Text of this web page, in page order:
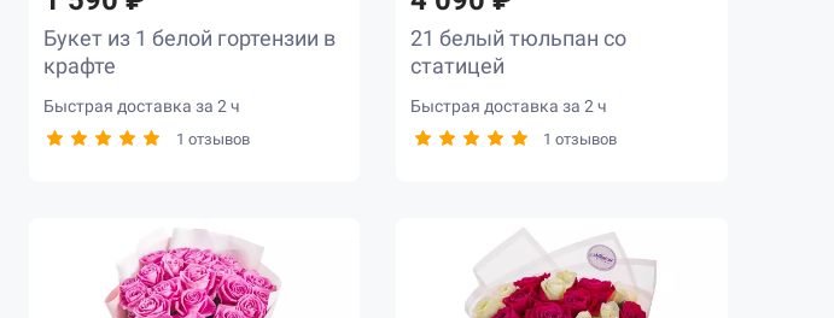
Букет из 1 белой гортензии в
крафте
Быстрая доставка за 2 ч
1 отзывов
21 белый тюльпан со
статицей
Быстрая доставка за 2 ч
1 отзывов